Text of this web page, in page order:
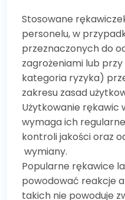
Stosowane
personelu, w
przeznaczonych do
zagrożeniami lub
kategoria ryzyka)
zakresu zasad
Użytkowanie rękawic
wymaga ich
kontroli jakości oraz
wymiany.
Popularne rękawice
powodować reakcje
takich nie powoduje